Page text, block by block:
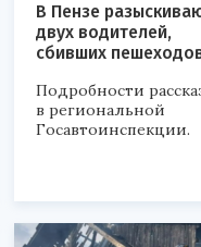
В Пензе
двух водителей,
сбивших
Подробности
в региональной
Госавтоинспекции.